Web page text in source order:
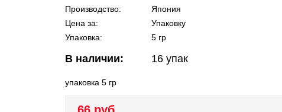
Производство:
Япония
Цена за:
Упаковку
Упаковка:
5 гр
В наличии: 16 упак
упаковка 5 гр